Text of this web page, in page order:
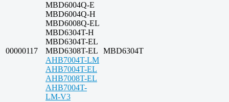
00000117
MBD6004Q-E
MBD6004Q-H
MBD6008Q-EL
MBD6304T-H
MBD6304T-EL
MBD6308T-EL
AHB7004T-LM
AHB7004T-EL
AHB7008T-EL
AHB7004T-
LM-V3
MBD6304T